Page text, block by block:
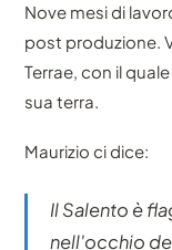
Nove mesi di
post produzione.
Terrae, con il
sua terra.
Maurizio ci dice:
Il Salento è
nell'occhio